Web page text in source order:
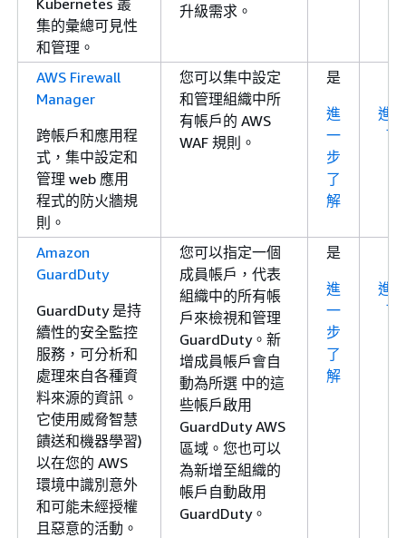
Kubernetes 叢
集的彙總可見性
和管理。
升級需求。
AWS Firewall
Manager
跨帳戶和應用程
式，集中設定和
管理 web 應用
程式的防火牆規
則。
您可以集中設定
和管理組織中所
有帳戶的 AWS
WAF 規則。
是
進
一
步
了
解
進
了
Amazon
GuardDuty
GuardDuty 是持
續性的安全監控
服務，可分析和
處理來自各種資
料來源的資訊。
它使用威脅智慧
饋送和機器學習)
以在您的 AWS
環境中識別意外
和可能未經授權
且惡意的活動。
您可以指定一個
成員帳戶，代表
組織中的所有帳
戶來檢視和管理
GuardDuty。新
增成員帳戶會自
動為所選 中的這
些帳戶啟用
GuardDuty AWS
區域。您也可以
為新增至組織的
帳戶自動啟用
GuardDuty。
是
進
一
步
了
解
進
了